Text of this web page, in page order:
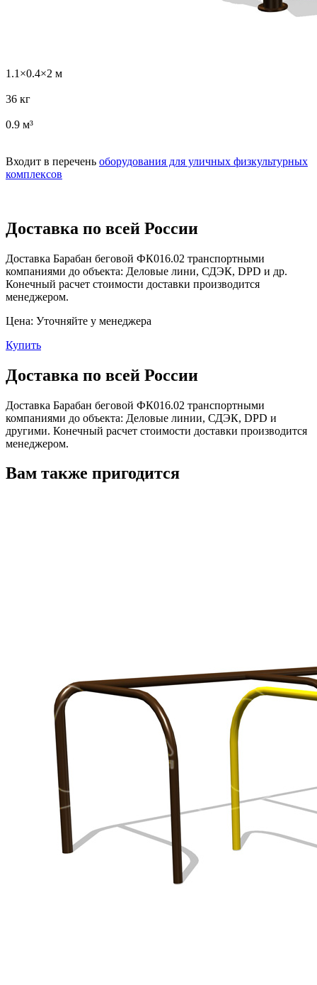
1.1×0.4×2 м
36 кг
0.9 м³
Входит в перечень оборудования для уличных физкультурных
комплексов
Доставка по всей России
Доставка Барабан беговой ФК016.02 транспортными
компаниями до объекта: Деловые лини, СДЭК, DPD и др.
Конечный расчет стоимости доставки производится
менеджером.
Цена: Уточняйте у менеджера
Купить
Доставка по всей России
Доставка Барабан беговой ФК016.02 транспортными
компаниями до объекта: Деловые линии, СДЭК, DPD и
другими. Конечный расчет стоимости доставки производится
менеджером.
Вам также пригодится